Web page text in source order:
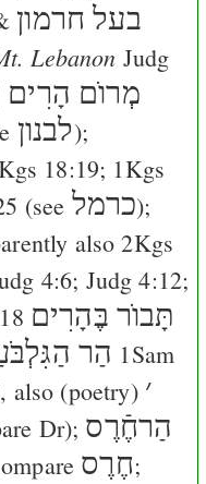
בעל חרמון
Lebanon Judg
מְרוֺם הָרִים
לבנון);
18:19; 1Kgs
(see כרמל);
also2Kgs
4:6; Judg 4:12;
תָּבוֺר בֶּהָרִים
הַר 1Sam
, also (poetry) ׳
Dr); הַרחֶֿרֶס
חֶרֶס;